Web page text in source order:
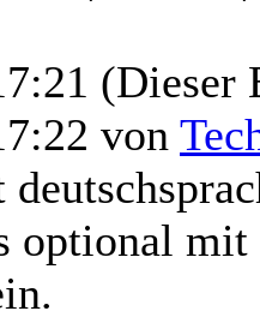
(Dieser
von
optional